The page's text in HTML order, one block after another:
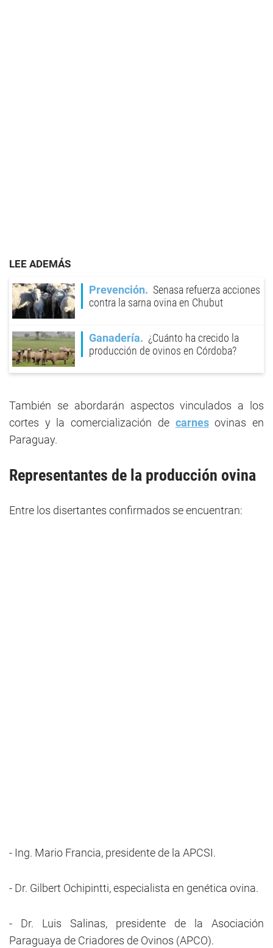
LEE ADEMÁS
Prevención
Senasa refuerza acciones
contra la sarna ovina en Chubut
Ganadería
¿Cuánto ha crecido la
producción de ovinos en Córdoba?
También se abordarán aspectos vinculados a los
cortes y la comercialización de carnesovinas en
Paraguay.
Representantes de la producción ovina
Entre los disertantes confirmados se encuentran:
- Ing. Mario Francia, presidente de la APCSI.
- Dr. Gilbert Ochipintti, especialista en genética ovina.
- Dr. Luis Salinas, presidente de la Asociación
Paraguaya de Criadores de Ovinos (APCO).